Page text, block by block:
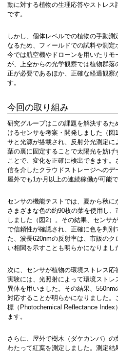
動に対する植物の生理応答やストレ
です。
しかし、個体レベルでの植物の手動
なるため、フィールドでの試料や測
今では航空機やドローンを用いたリ
が、上空からの光学観察では植物群
正が必要であるほか、正確な経過観察
す。
今回の取り組み
研究グループはこの課題を解決する
けるセンサを考案・開発しました（
サと光源が搭載され、反射分光測定
葉の裏に固定することで太陽光を妨
ことで、変化を正確に検出できます
信を介したクラウドストレージへのデ
屋外でも1か月以上の連続稼働が可能で
センサの機能テストでは、夏から秋
さまざまな色の約90枚の葉を使用し
しました（図2）。その結果、センサ
で信頼性が確認され、正確に色を判別
た、波長620nmの反射率は、市販の
い相関を示すことも明らかになりまし
次に、センサが植物の環境ストレス応
実験には、光照射によって環境スト
異体を用いました。その結果、
対応することが明らかになりました
標（Photochemical Reflectance Index
ます。
さらに、屋外で樹木（ダケカンバ）
わたって紅葉を測定しました。測定